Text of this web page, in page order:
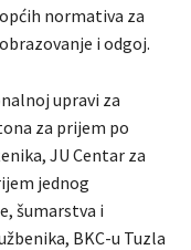
normativa za
i odgoj.
upravi za
za prijem po
JU Centar za
jednog
šumarstva i
BKC-u Tuzla